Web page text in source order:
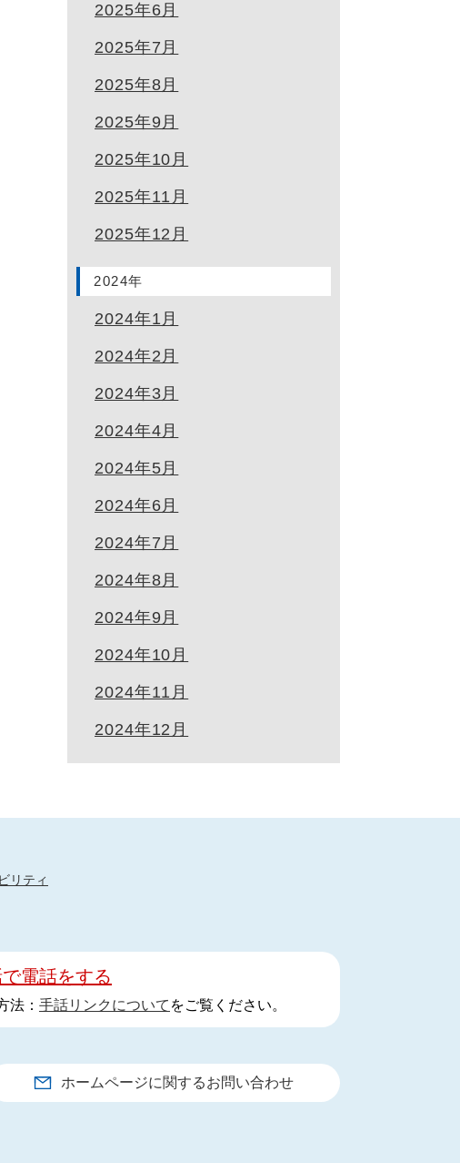
2025年6月
2025年7月
2025年8月
2025年9月
2025年10月
2025年11月
2025年12月
2024年
2024年1月
2024年2月
2024年3月
2024年4月
2024年5月
2024年6月
2024年7月
2024年8月
2024年9月
2024年10月
2024年11月
2024年12月
リティ
電話をする
法： 手話リンクについて をご覧ください。
ホームページに関するお問い合わせ